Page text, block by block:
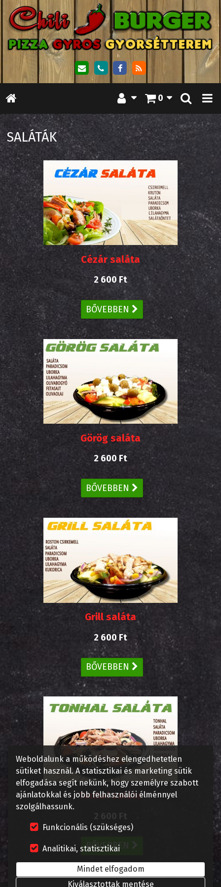
0
SALÁTÁK
Cézár saláta
2 600 Ft
BŐVEBBEN
Görög saláta
2 600 Ft
BŐVEBBEN
Grill saláta
2 600 Ft
BŐVEBBEN
Tonhal saláta
BŐVEBBEN
Weboldalunk a működéshez elengedhetetlen
sütiket használ. A statisztikai és marketing sütik
elfogadása segít nekünk, hogy személyre szabott
ajánlatokkal és jobb felhasználói élménnyel
szolgálhassunk.
Funkcionális (szükséges)
Analitikai, statisztikai
Mindet elfogadom
Kiválasztottak mentése